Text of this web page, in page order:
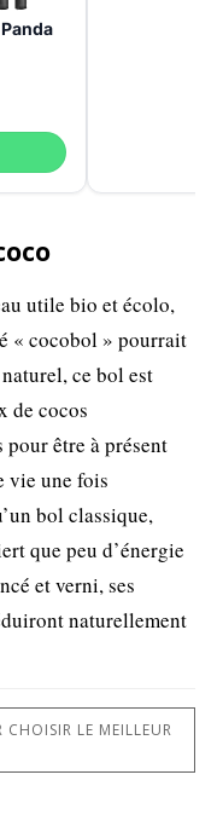
utile bio et écolo,
« cocobol » pourrait
ce bol est
de cocos
être à présent
vie une fois
bol classique,
que peu d’énergie
et verni, ses
naturellement
LE MEILLEUR